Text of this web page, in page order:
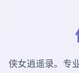
侠女逍遥录。专